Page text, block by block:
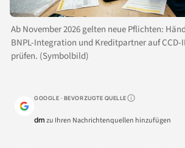
Ab November 2026 gelten neue Pflichten:
BNPL-Integration und Kreditpartner auf
prüfen. (Symbolbild)
GOOGLE · BEVORZUGTE QUELLEWarum lohnt sich
dmzu Ihren Nachrichtenquellen hinzufügen